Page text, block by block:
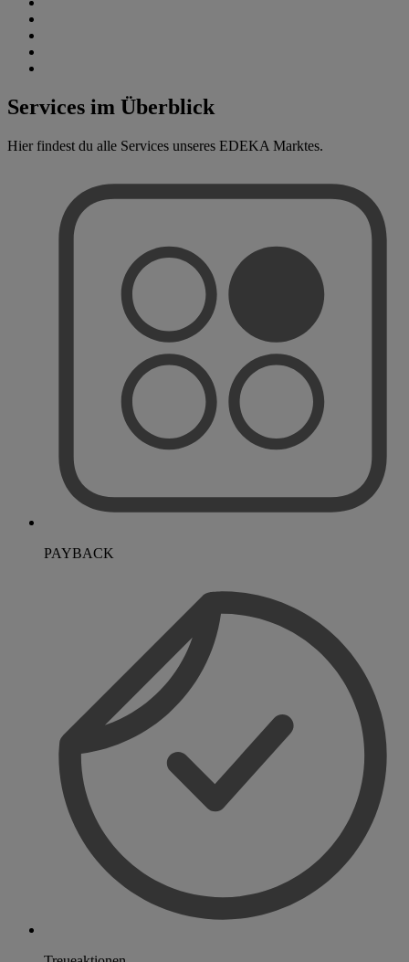
Services im Überblick
Hier findest du alle Services unseres EDEKA Marktes.
PAYBACK